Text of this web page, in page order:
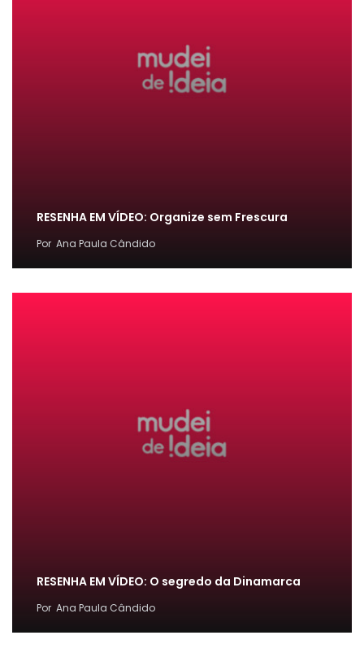
RESENHA EM VÍDEO: Organize sem Frescura
Por Ana Paula Cândido
RESENHA EM VÍDEO: O segredo da Dinamarca
Por Ana Paula Cândido